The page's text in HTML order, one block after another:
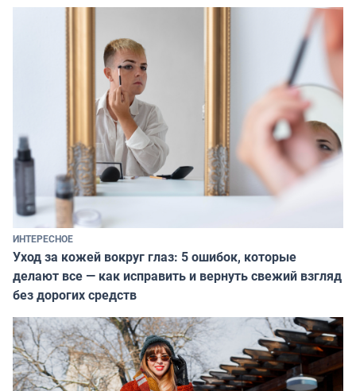
ИНТЕРЕСНОЕ
Уход за кожей вокруг глаз: 5 ошибок, которые
делают все — как исправить и вернуть свежий взгляд
без дорогих средств